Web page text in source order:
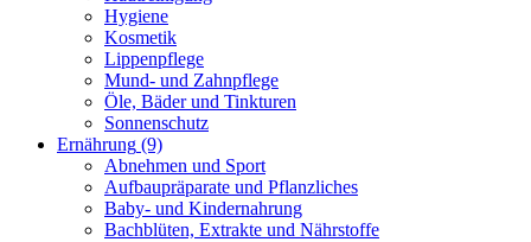
Hygiene
Kosmetik
Lippenpflege
Mund- und Zahnpflege
Öle, Bäder und Tinkturen
Sonnenschutz
Ernährung (9)
Abnehmen und Sport
Aufbaupräparate und Pflanzliches
Baby- und Kindernahrung
Bachblüten, Extrakte und Nährstoffe